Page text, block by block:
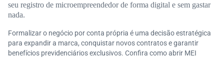
seu registro de microempreendedor de forma digital e sem gastar
nada.
Formalizar o negócio por conta própria é uma decisão estratégica
para expandir a marca, conquistar novos contratos e garantir
benefícios previdenciários exclusivos. Confira como abrir MEI